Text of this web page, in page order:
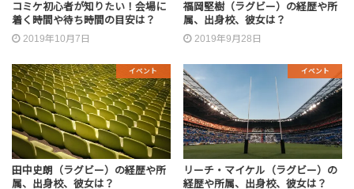
コミケ初心者が知りたい！会場に
着く時間や待ち時間の目安は？
2019年10月7日
福岡堅樹（ラグビー）の経歴や所
属、出身校、彼女は？
2019年9月28日
イベント
田中史朗（ラグビー）の経歴や所
属、出身校、彼女は？
イベント
リーチ・マイケル（ラグビー）の
経歴や所属、出身校、彼女は？